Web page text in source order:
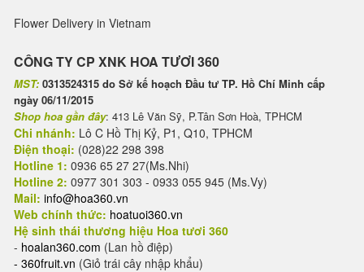
Flower Delivery in Vietnam
CÔNG TY CP XNK HOA TƯƠI 360
MST: 0313524315 do Sở kế hoạch Đầu tư TP. Hồ Chí Minh cấp
ngày 06/11/2015
Shop hoa gần đây: 413 Lê Văn Sỹ, P.Tân Sơn Hoà, TPHCM
Chi nhánh: Lô C Hồ Thị Kỷ, P1, Q10, TPHCM
Điện thoại: (028)22 298 398
Hotline 1: 0936 65 27 27(Ms.Nhi)
Hotline 2: 0977 301 303 - 0933 055 945 (Ms.Vy)
Mail: info@hoa360.vn
Web chính thức: hoatuoi360.vn
Hệ sinh thái thương hiệu Hoa tươi 360
- hoalan360.com (Lan hồ điệp)
- 360fruit.vn (Giỏ trái cây nhập khẩu)